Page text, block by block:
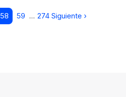
58 59 … 274 Siguiente ›